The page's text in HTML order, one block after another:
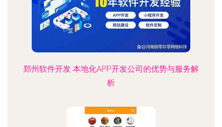
郑州软件开发 本地化APP开发公司的优势与服务解
析